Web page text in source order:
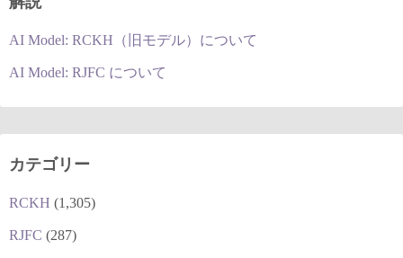
AI Model: RCKH（旧モデル）について
AI Model: RJFC について
カテゴリー
RCKH (1,305)
RJFC (287)